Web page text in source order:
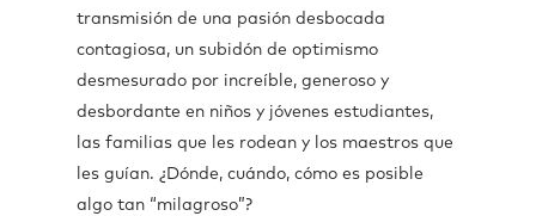
transmisión de una pasión desbocada
contagiosa, un subidón de optimismo
desmesurado por increíble, generoso y
desbordante en niños y jóvenes estudiantes,
las familias que les rodean y los maestros que
les guían. ¿Dónde, cuándo, cómo es posible
algo tan “milagroso”?